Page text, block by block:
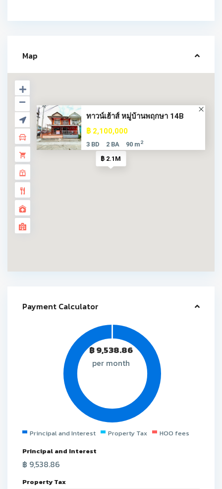
Map
฿ 2.1M
ทาวน์เฮ้าส์ หมู่บ้านพฤกษา 14B
฿ 2,100,000
3 BD 2 BA 90 m2
Payment Calculator
฿9,538.86
per month
Principal and Interest Property Tax
HOO fees
Principal and Interest
฿ 9,538.86
Property Tax